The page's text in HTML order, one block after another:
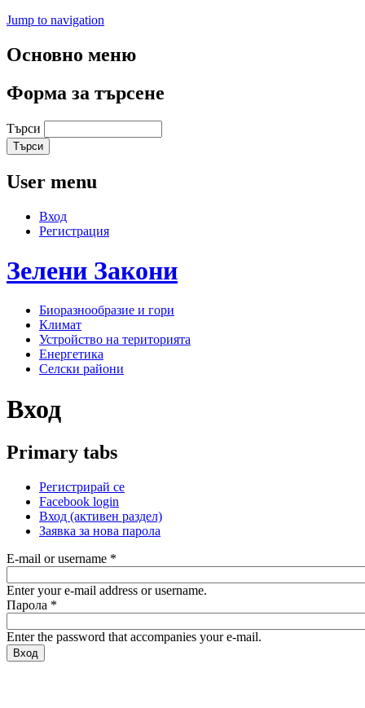
Jump to navigation
Основно меню
Форма за търсене
Търси
User menu
Вход
Регистрация
Зелени Закони
Биоразнообразие и гори
Климат
Устройство на територията
Енергетика
Селски райони
Вход
Primary tabs
Регистрирай се
Facebook login
Вход (активен раздел)
Заявка за нова парола
E-mail or username *
Enter your e-mail address or username.
Парола *
Enter the password that accompanies your e-mail.